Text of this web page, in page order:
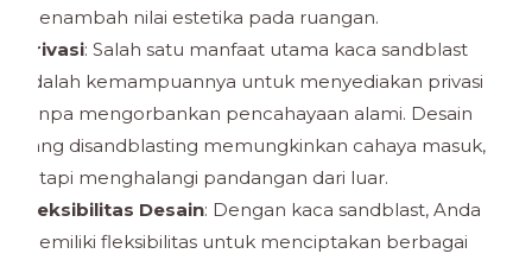
menambah nilai estetika pada ruangan.
Privasi: Salah satu manfaat utama kaca sandblast
adalah kemampuannya untuk menyediakan privasi
tanpa mengorbankan pencahayaan alami. Desain
yang disandblasting memungkinkan cahaya masuk,
tetapi menghalangi pandangan dari luar.
Fleksibilitas Desain: Dengan kaca sandblast, Anda
memiliki fleksibilitas untuk menciptakan berbagai